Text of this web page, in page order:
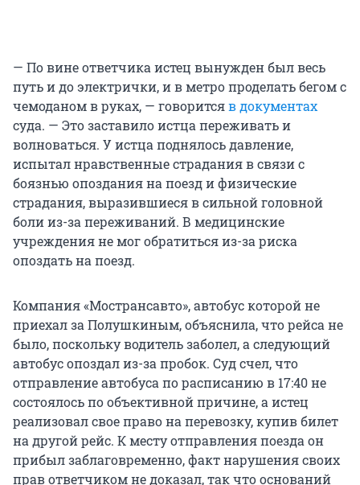
— По вине ответчика истец вынужден был весь
путь и до электрички, и в метро проделать бегом с
чемоданом в руках, — говоритсяв документах
суда. — Это заставило истца переживать и
волноваться. У истца поднялось давление,
испытал нравственные страдания в связи с
боязнью опоздания на поезд и физические
страдания, выразившиеся в сильной головной
боли из-за переживаний. В медицинские
учреждения не мог обратиться из-за риска
опоздать на поезд.
Компания «Мострансавто», автобус которой не
приехал за Полушкиным, объяснила, что рейса не
было, поскольку водитель заболел, а следующий
автобус опоздал из-за пробок. Суд счел, что
отправление автобуса по расписанию в 17:40 не
состоялось по объективной причине, а истец
реализовал свое право на перевозку, купив билет
на другой рейс. К месту отправления поезда он
прибыл заблаговременно, факт нарушения своих
прав ответчиком не доказал, так что оснований